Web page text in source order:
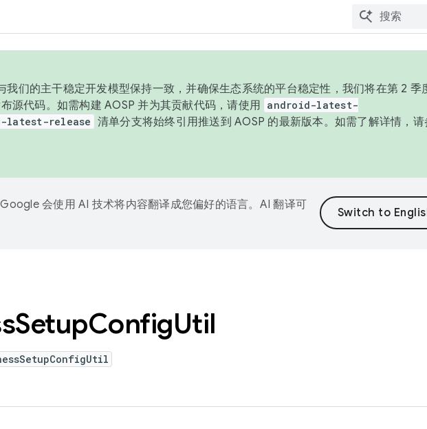
我们的主干稳定开发模型保持一致，并确保生态系统的平台稳定性，我们将在第 2 季
源代码。如需构建 AOSP 并为其贡献代码，请使用 android-latest-
latest-release 清单分支将始终引用推送到 AOSP 的最新版本。如需了解详情，请
Google 会使用 AI 技术将内容翻译成您偏好的语言。AI 翻译可
SetupConfigUtil